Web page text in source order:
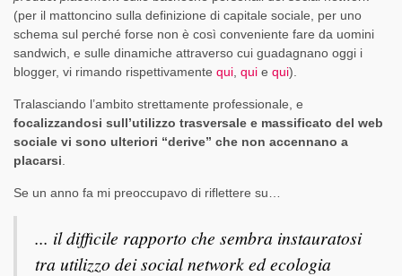
(per il mattoncino sulla definizione di capitale sociale, per uno
schema sul perché forse non è così conveniente fare da uomini
sandwich, e sulle dinamiche attraverso cui guadagnano oggi i
blogger, vi rimando rispettivamente qui qui e qui).
Tralasciando l’ambito strettamente professionale, e
focalizzandosi sull’utilizzo trasversale e massificato del web
sociale vi sono ulteriori “derive” che non accennano a
placarsi
Se un anno fa mi preoccupavo di riflettere su…
... il difficile rapporto che sembra instauratosi
tra utilizzo dei social network ed ecologia